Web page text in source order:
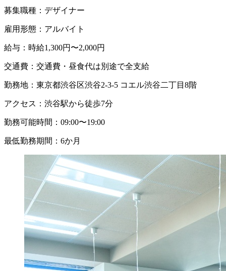
募集職種： デザイナー
雇用形態： アルバイト
給与： 時給1,300円〜2,000円
交通費： 交通費・昼食代は別途で全支給
勤務地： 東京都渋谷区渋谷2-3-5 コエル渋谷二丁目8階
アクセス： 渋谷駅から徒歩7分
勤務可能時間： 09:00〜19:00
最低勤務期間： 6か月